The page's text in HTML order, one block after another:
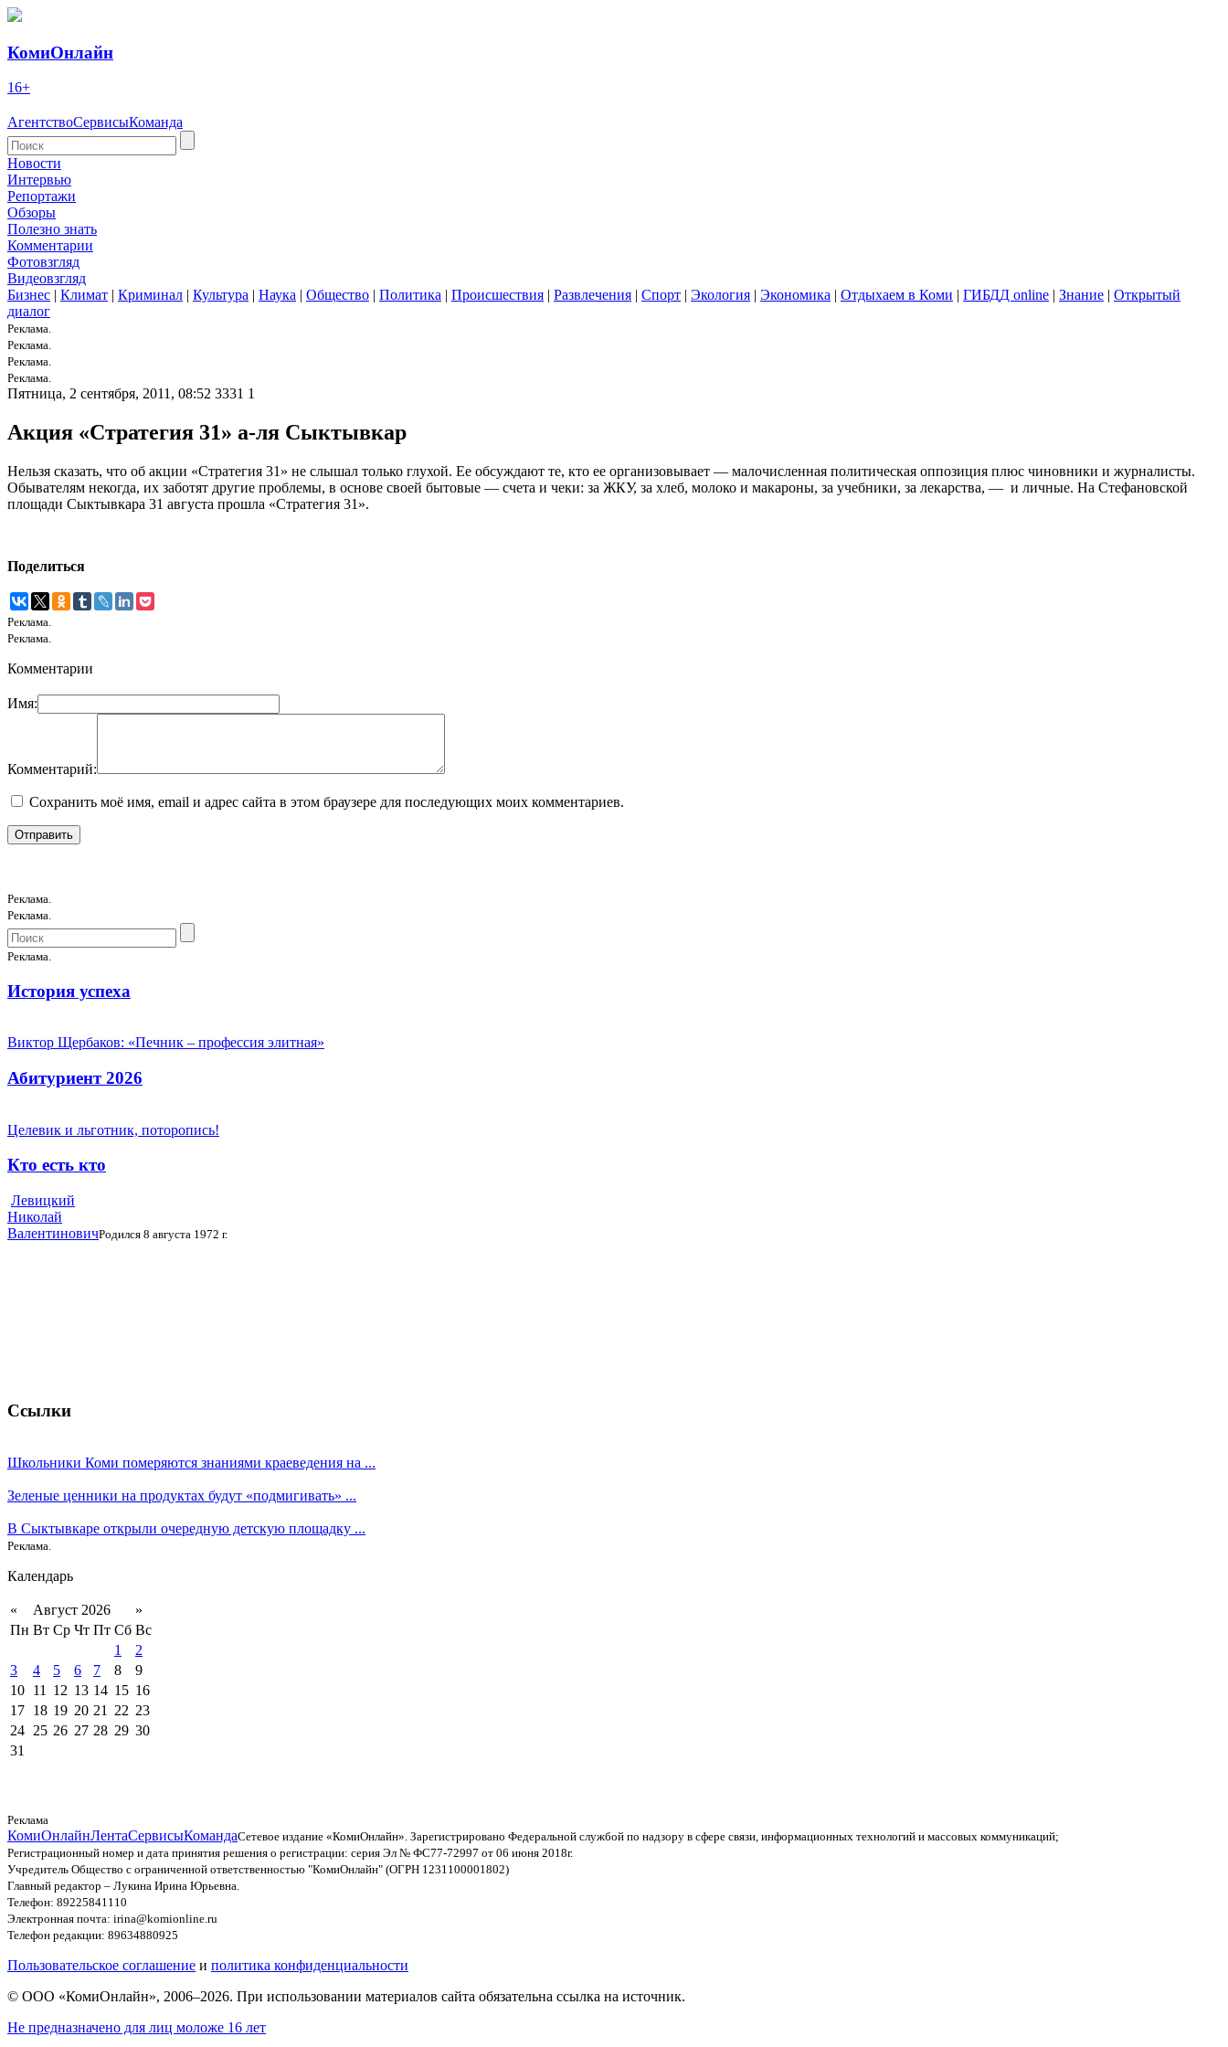
КомиОнлайн
16+
АгентствоСервисыКоманда
Новости
Интервью
Репортажи
Обзоры
Полезно знать
Комментарии
Фотовзгляд
Видеовзгляд
Бизнес | Климат | Криминал | Культура | Наука | Общество | Политика | Происшествия | Развлечения | Спорт | Экология | Экономика | Отдыхаем в Коми | ГИБДД online | Знание | Открытый
диалог
Реклама.
Реклама.
Реклама.
Реклама.
Пятница, 2 сентября, 2011, 08:52 3331 1
Акция «Стратегия 31» а-ля Сыктывкар
Нельзя сказать, что об акции «Стратегия 31» не слышал только глухой. Ее обсуждают те, кто ее организовывает — малочисленная политическая оппозиция плюс чиновники и журналисты.
Обывателям некогда, их заботят другие проблемы, в основе своей бытовые — счета и чеки: за ЖКУ, за хлеб, молоко и макароны, за учебники, за лекарства, — и личные. На Стефановской
площади Сыктывкара 31 августа прошла «Стратегия 31».
Поделиться
Реклама.
Реклама.
Комментарии
Имя:
Комментарий:
Сохранить моё имя, email и адрес сайта в этом браузере для последующих моих комментариев.
Реклама.
Реклама.
Реклама.
История успеха
Виктор Щербаков: «Печник – профессия элитная»
Абитуриент 2026
Целевик и льготник, поторопись!
Кто есть кто
Левицкий
Николай
ВалентиновичРодился 8 августа 1972 г.
Ссылки
Школьники Коми померяются знаниями краеведения на ...
Зеленые ценники на продуктах будут «подмигивать» ...
В Сыктывкаре открыли очередную детскую площадку ...
Реклама.
Календарь
« Август 2026
»
Пн Вт Ср Чт Пт Сб Вс
1
2
3
4 5 6 7 8
9
10 11 12 13 14 15 16
17 18 19 20 21 22 23
24 25 26 27 28 29 30
31
Реклама
КомиОнлайнЛентаСервисыКомандаСетевое издание «КомиОнлайн». Зарегистрировано Федеральной службой по надзору в сфере связи, информационных технологий и массовых коммуникаций;
Регистрационный номер и дата принятия решения о регистрации: серия Эл № ФС77-72997 от 06 июня 2018г.
Учредитель Общество с ограниченной ответственностью "КомиОнлайн" (ОГРН 1231100001802)
Главный редактор – Лукина Ирина Юрьевна.
Телефон: 89225841110
Электронная почта: irina@komionline.ru
Телефон редакции: 89634880925
Пользовательское соглашение и политика конфиденциальности
© ООО «КомиОнлайн», 2006–2026. При использовании материалов сайта обязательна ссылка на источник.
Не предназначено для лиц моложе 16 лет